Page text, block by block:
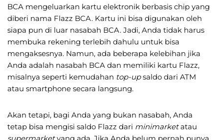
BCA mengeluarkan kartu elektronik berbasis chip yang
diberi nama Flazz BCA. Kartu ini bisa digunakan oleh
siapa pun di luar nasabah BCA. Jadi, Anda tidak harus
membuka rekening terlebih dahulu untuk bisa
mengaksesnya. Namun, ada beberapa kelebihan jika
Anda adalah nasabah BCA dan memiliki kartu Flazz,
misalnya seperti kemudahan top-upsaldo dari ATM
atau smartphone secara langsung.
Akan tetapi, bagi Anda yang bukan nasabah, Anda
tetap bisa mengisi saldo Flazz dari minimarketatau
supermarketyang ada. Jika Anda belum pernah punya